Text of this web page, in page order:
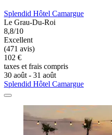
Splendid Hôtel Camargue
Le Grau-Du-Roi
8,8/10
Excellent
(471 avis)
102 €
taxes et frais compris
30 août - 31 août
Splendid Hôtel Camargue